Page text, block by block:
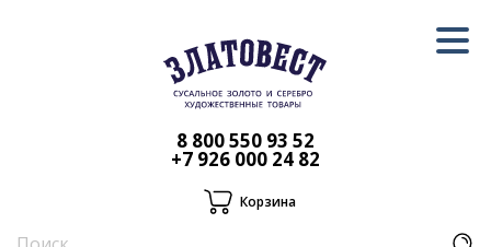
8 800 550 93 52
+7 926 000 24 82
Корзина